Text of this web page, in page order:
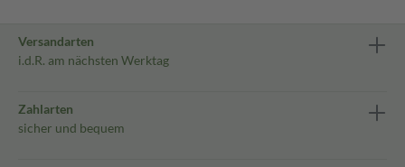
Versandarten
i.d.R. am nächsten Werktag
Zahlarten
sicher und bequem